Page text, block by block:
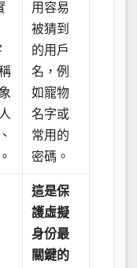
用容易
被猜到
的用戶
名，例
如寵物
名字或
常用的
密碼。
這是保
護虛擬
身份最
關鍵的